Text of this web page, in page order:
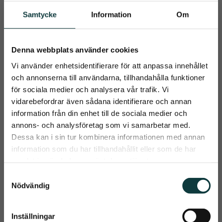
Samtycke Information Om
Denna webbplats använder cookies
Vi använder enhetsidentifierare för att anpassa innehållet
och annonserna till användarna, tillhandahålla funktioner
för sociala medier och analysera vår trafik. Vi
vidarebefordrar även sådana identifierare och annan
information från din enhet till de sociala medier och
annons- och analysföretag som vi samarbetar med.
Dessa kan i sin tur kombinera informationen med annan
information som du har tillhandahållit eller som de har
Nödvändig
Inställningar
Ridhandskar Back
on Track
Denna handske är perfekt
att vid ridning. Den är
innehåller vårt Welltex-
material. Svart
599kr
Lägg till i önskelista
Info
Back on Track
Elegant grimma fodrad
med Welltex®-teknologi
399kr
Lägg
Info
+7
Prenumerera på Emmishopens
nyhetsbrev
Det allra senaste direkt i din inkorg